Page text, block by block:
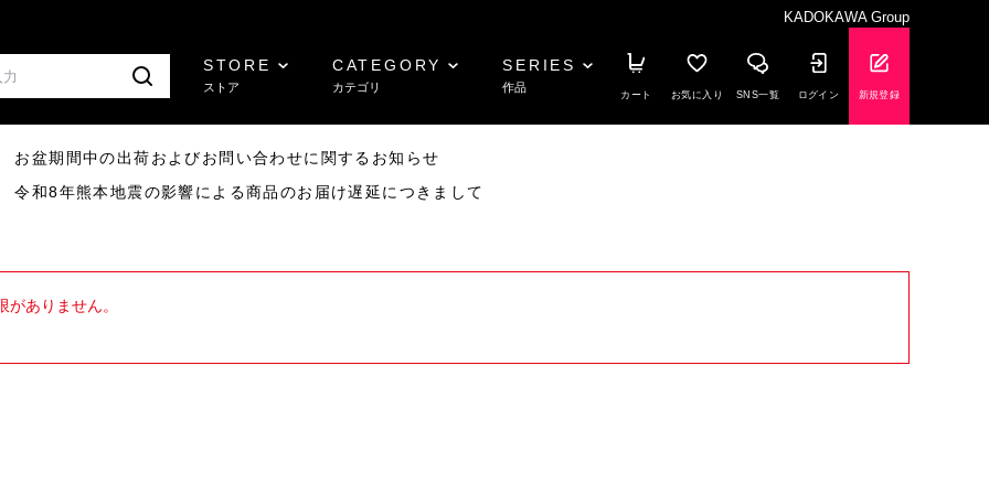
KADOKAWA Group
STORE
ストア
CATEGORY
カテゴリ
SERIES
作品
カート お気に入り SNS一覧 ログイン 新規登録
盆期間中の出荷およびお問い合わせに関するお知らせ
和8年熊本地震の影響による商品のお届け遅延につきまして
ありません。